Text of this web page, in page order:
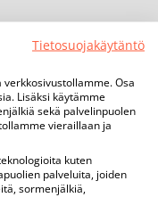
Tietosuojakäytäntö
Osa
Lisäksi käytämme
sekä palvelinpuolen
vieraillaan ja
kuten
palveluita, joiden
sormenjälkiä,